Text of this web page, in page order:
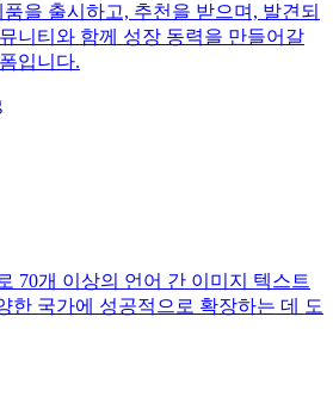
을 출시하고, 추천을 받으며, 발견되
니티와 함께 성장 동력을 만들어갈
입니다.
70개 이상의 언어 간 이미지 텍스트
한 국가에 성공적으로 확장하는 데 도